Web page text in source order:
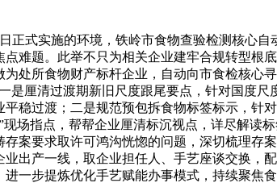
式实施的环境，铁岭市食物查验检测核心自
难题。此举不只为相关企业建牢合规转型根
处所食物财产标杆企业，自动向市食检核心
厘清过渡期新旧尺度跟尾要点，针对国度尺
稳过渡；二是规范预包拆食物标签标示，针
场指点，帮帮企业厘清标沉视点，详尽解读
案要求取许可鸿沟恍惚的问题，深切梳理存
出产一线，取企业担任人、手艺座谈交换，
一步提炼优化手艺赋能办事模式，持续聚焦